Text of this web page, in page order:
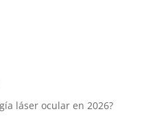
láser ocular en 2026?